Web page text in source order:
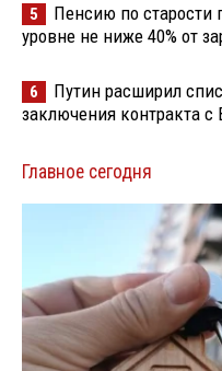
5
Пенсию по старости
уровне не ниже 40% от
6
Путин расширил
заключения контракта
Главное сегодня